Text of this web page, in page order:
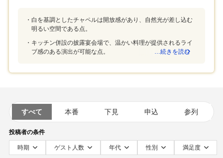
白を基調としたチャペルは開放感があり、自然光が差し込む
明るい空間である点。
キッチン併設の披露宴会場で、温かい料理が提供されるライ
ブ感のある演出が可能な点。
…続きを読む
すべて 本番 下見 申込 参列
投稿者の条件
時期 ゲスト人数 年代 性別 満足度